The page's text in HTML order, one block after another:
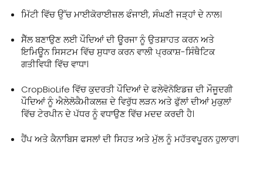
ਮਿੱਟੀ ਵਿੱਚ ਉੱਚ ਮਾਈਕੋਰਾਈਜ਼ਲ ਫੰਜਾਈ, ਸੰਘਣੀ ਜੜ੍ਹਾਂ ਦੇ ਨਾਲ।
ਸੈੱਲ ਬਣਾਉਣ ਲਈ ਪੌਦਿਆਂ ਦੀ ਊਰਜਾ ਨੂੰ ਉਤਸ਼ਾਹਤ ਕਰਨ ਅਤੇ
ਇਮਿਊਨ ਸਿਸਟਮ ਵਿੱਚ ਸੁਧਾਰ ਕਰਨ ਵਾਲੀ ਪ੍ਰਕਾਸ਼-ਸਿੰਥੈਟਿਕ
ਗਤੀਵਿਧੀ ਵਿੱਚ ਵਾਧਾ।
CropBioLife ਵਿੱਚ ਕੁਦਰਤੀ ਪੌਦਿਆਂ ਦੇ ਫਲੇਵੋਨੋਇਡਜ਼ ਦੀ ਮੌਜੂਦਗੀ
ਪੌਦਿਆਂ ਨੂੰ ਐਲੇਲੋਕੈਮੀਕਲਜ਼ ਦੇ ਵਿਰੁੱਧ ਲੜਨ ਅਤੇ ਫੁੱਲਾਂ ਦੀਆਂ ਮੁਕੁਲਾਂ
ਵਿੱਚ ਟੇਰਪੀਨ ਦੇ ਪੱਧਰ ਨੂੰ ਵਧਾਉਣ ਵਿੱਚ ਮਦਦ ਕਰਦੀ ਹੈ।
ਹੈਂਪ ਅਤੇ ਕੈਨਾਬਿਸ ਫਸਲਾਂ ਦੀ ਸਿਹਤ ਅਤੇ ਮੁੱਲ ਨੂੰ ਮਹੱਤਵਪੂਰਨ ਹੁਲਾਰਾ।